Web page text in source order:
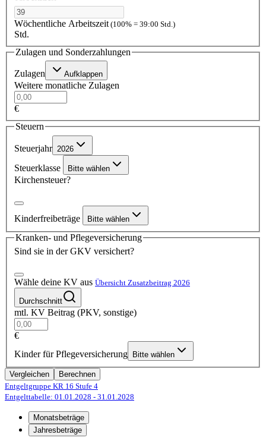
Wöchentliche Arbeitszeit (100% = 39:00 Std.)
Std.
Zulagen und Sonderzahlungen
Zulagen Aufklappen
Weitere monatliche Zulagen
€
Steuern
Steuerjahr 2026
Steuerklasse Bitte wählen
Kirchensteuer?
Kinderfreibeträge Bitte wählen
Kranken- und Pflegeversicherung
Sind sie in der GKV versichert?
Wähle deine KV aus Übersicht Zusatzbeitrag 2026
Durchschnitt
mtl. KV Beitrag (PKV, sonstige)
€
Kinder für Pflegeversicherung
Bitte wählen
Vergleichen
Berechnen
Entgeltgruppe KR 16 Stufe 4
Entgelttabelle: 01.01.2028 - 31.01.2028
Monatsbeträge
Jahresbeträge